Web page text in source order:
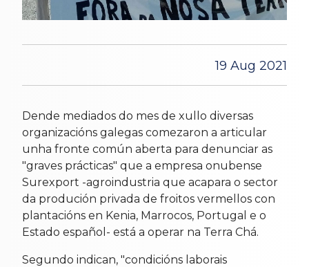
19 Aug 2021
Dende mediados do mes de xullo diversas
organizacións galegas comezaron a articular
unha fronte común aberta para denunciar as
"graves prácticas" que a empresa onubense
Surexport -agroindustria que acapara o sector
da produción privada de froitos vermellos con
plantacións en Kenia, Marrocos, Portugal e o
Estado español- está a operar na Terra Chá.
Segundo indican, "condicións laborais